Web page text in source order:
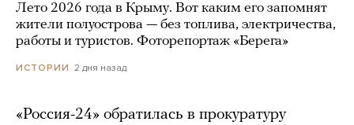
Лето 2026 года в Крыму. Вот каким его запомнят
жители полуострова — без топлива, электричества,
работы и туристов. Фоторепортаж «Берега»
ИСТОРИИ 2 дня назад
«Россия-24» обратилась в прокуратуру